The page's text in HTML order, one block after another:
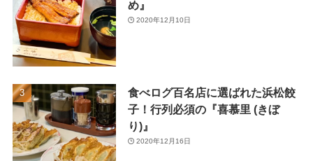
め』
2020年12月10日
食べログ百名店に選ばれた浜松餃
子！行列必須の『喜慕里 (きぼ
り)』
2020年12月16日